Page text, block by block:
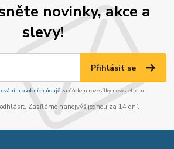
novinky, akce a
slevy!
Přihlásit se
osobních údajůza účelem rozesílky newsletteru.
odhlásit. Zasíláme nanejvýš jednou za 14 dní.